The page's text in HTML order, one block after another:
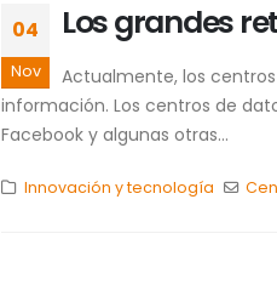
04
Nov
Los grandes
Actualmente, los
información. Los centros de
Facebook y algunas otras...
Innovación y tecnología